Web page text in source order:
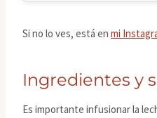
Si no lo ves, está en mi
Ingredientes y
Es importante infusionar la